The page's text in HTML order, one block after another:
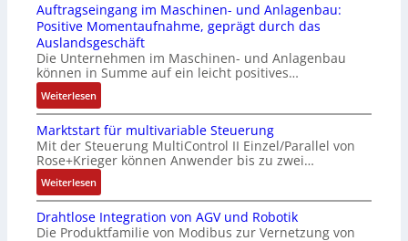
s
t
s
i
c
h
f
l
e
x
i
b
e
r
i
n
g
e
n
4
G
u
n
d
5
G
3
-
Z
e
r
t
i
f
i
z
i
e
u
u
c
k
a
u
s
g
l
e
i
c
h
e
Auftragseingang im Maschinen- und Anlagenbau:
Positive Momentaufnahme, geprägt durch das
Auslandsgeschäft
Die Unternehmen im Maschinen- und Anlagenbau
können in Summe auf ein leicht positives…
Weiterlesen:
A
u
f
t
r
a
g
s
Marktstart für multivariable Steuerung
Mit der Steuerung MultiControl II Einzel/Parallel von
Rose+Krieger können Anwender bis zu zwei…
Weiterlesen:
M
a
r
Drahtlose Integration von AGV und Robotik
Die Produktfamilie von Modibus zur Vernetzung von